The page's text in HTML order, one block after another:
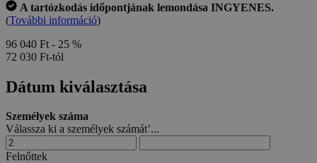
A tartózkodás időpontjának lemondása INGYENES.
(További információ)
96 040 Ft - 25 %
72 030 Ft-tól
Dátum kiválasztása
Személyek száma
Válassza ki a személyek számát’...
Felnőttek